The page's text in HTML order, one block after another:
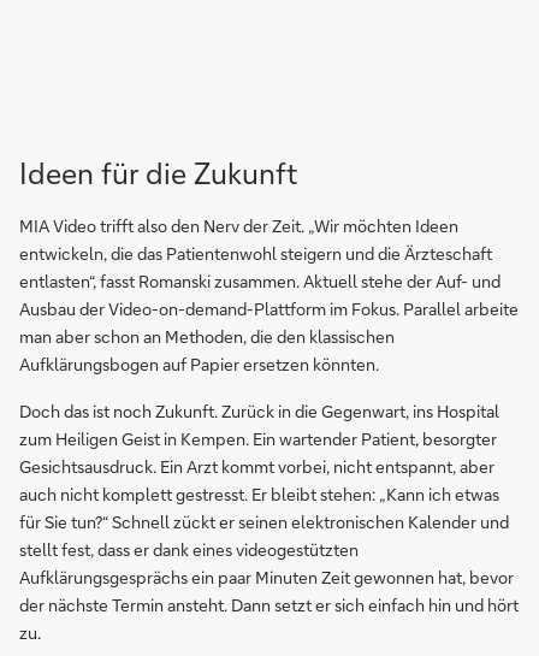
Ideen für die Zukunft
MIA Video trifft also den Nerv der Zeit. „Wir möchten Ideen
entwickeln, die das Patientenwohl steigern und die Ärzteschaft
entlasten“, fasst Romanski zusammen. Aktuell stehe der Auf- und
Ausbau der Video-on-demand-Plattform im Fokus. Parallel arbeite
man aber schon an Methoden, die den klassischen
Aufklärungsbogen auf Papier ersetzen könnten.
Doch das ist noch Zukunft. Zurück in die Gegenwart, ins Hospital
zum Heiligen Geist in Kempen. Ein wartender Patient, besorgter
Gesichtsausdruck. Ein Arzt kommt vorbei, nicht entspannt, aber
auch nicht komplett gestresst. Er bleibt stehen: „Kann ich etwas
für Sie tun?“ Schnell zückt er seinen elektronischen Kalender und
stellt fest, dass er dank eines videogestützten
Aufklärungsgesprächs ein paar Minuten Zeit gewonnen hat, bevor
der nächste Termin ansteht. Dann setzt er sich einfach hin und hört
zu.